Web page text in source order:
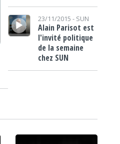
Lecteur audio
23/11/2015 - SUN
Alain Parisot est
l'invité politique
de la semaine
chez SUN